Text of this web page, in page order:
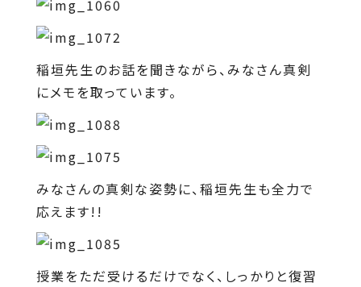
稲垣先生のお話を聞きながら、みなさん真剣
にメモを取っています。
みなさんの真剣な姿勢に、稲垣先生も全力で
応えます!!
授業をただ受けるだけでなく、しっかりと復習